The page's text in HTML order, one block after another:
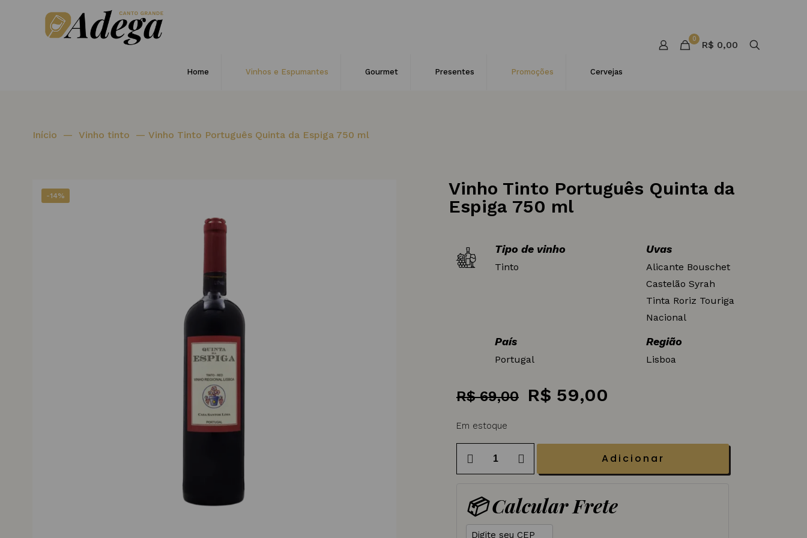
Home Vinhos e Espumantes Gourmet Presentes Promoções Cervejas
0
R$ 0,00
Início — Vinho tinto — Vinho Tinto Português Quinta da Espiga 750 ml
-14%
Vinho Tinto Português Quinta da
Espiga 750 ml
Tipo de vinho
Tinto
Uvas
Alicante Bouschet
Castelão Syrah
Tinta Roriz Touriga
Nacional
País
Portugal
Região
Lisboa
R$69,00
O
era:
R$ 69,00.
R$ 59,00
é:
R$ 59,00.
Em estoque
Quinta
Espiga
Adicionar
📦 Calcular Frete